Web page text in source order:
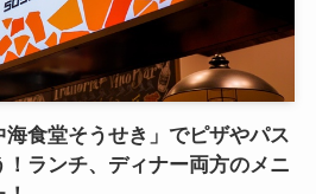
海食堂そうせき」でピザやパス
ランチ、ディナー両方のメニ